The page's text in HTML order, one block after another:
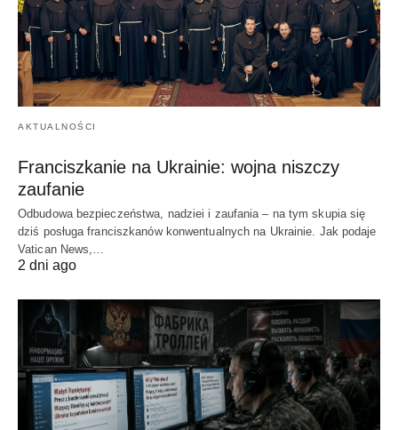
AKTUALNOŚCI
Franciszkanie na Ukrainie: wojna niszczy
zaufanie
Odbudowa bezpieczeństwa, nadziei i zaufania – na tym skupia się
dziś posługa franciszkanów konwentualnych na Ukrainie. Jak podaje
Vatican News,…
2 dni ago